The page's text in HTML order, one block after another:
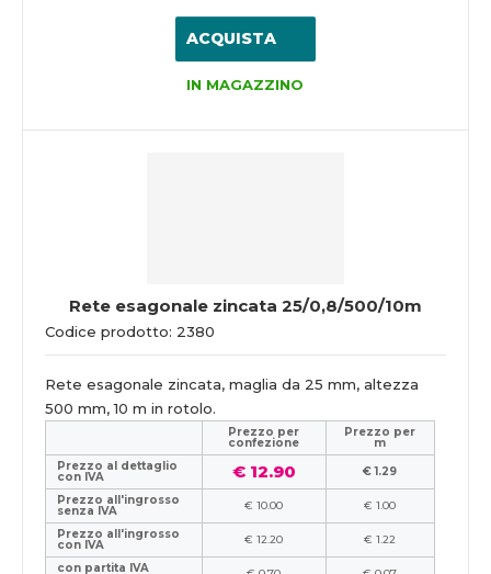
ACQUISTA
IN MAGAZZINO
Rete esagonale zincata 25/0,8/500/10m
Codice prodotto: 2380
Rete esagonale zincata, maglia da 25 mm, altezza
500 mm, 10 m in rotolo.
Prezzo per
confezione
Prezzo per
m
Prezzo al dettaglio
con IVA € 12.90
€ 1.29
Prezzo all'ingrosso
senza IVA € 10.00
€ 1.00
Prezzo all'ingrosso
con IVA € 12.20
€ 1.22
con partita IVA